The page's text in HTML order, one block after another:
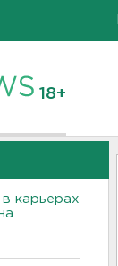
18+
карьерах